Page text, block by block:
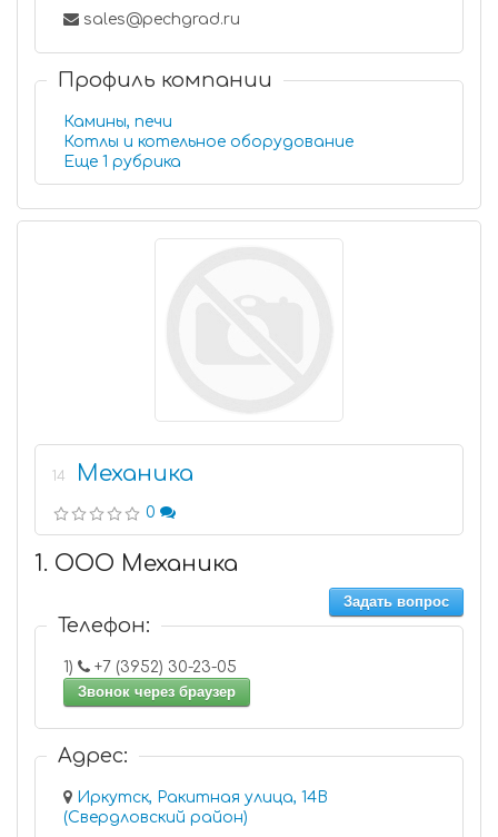
sales@pechgrad.ru
Профиль компании
Камины, печи
Котлы и котельное оборудование
Еще 1 рубрика
14 Механика
0
1. ООО Механика
Задать вопрос
Телефон:
1)
+7 (3952) 30-23-05
Звонок через браузер
Адрес:
Иркутск, Ракитная улица, 14В
(Свердловский район)